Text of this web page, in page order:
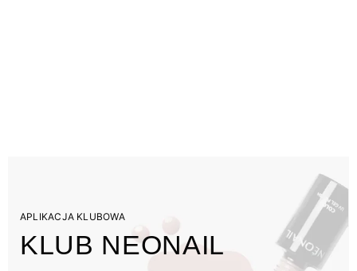
APLIKACJA KLUBOWA
KLUB NEONAIL